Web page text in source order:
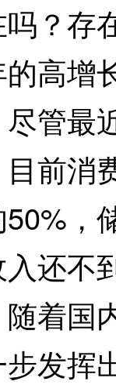
存
高增
管最
前消
，
还不
着国
发挥